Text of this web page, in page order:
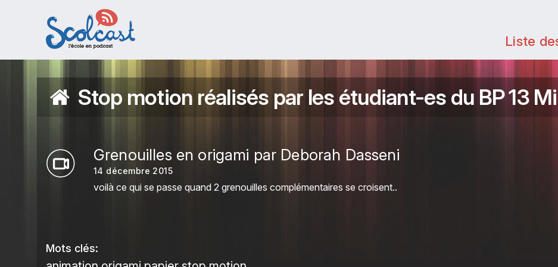
Aller au contenu principal
Liste
Stop motion réalisés par les étudiant-es du BP 13
Grenouilles en origami par Deborah Dasseni
14 décembre 2015
voilà ce qui se passe quand 2 grenouilles complémentaires se croisent..
Mots clés: